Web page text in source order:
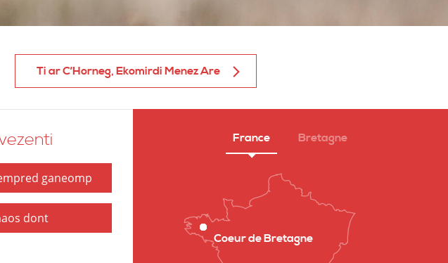
Ti ar C’Horneg, Ekomirdi Menez Are
ganeomp
dont
France Bretagne
Coeur de Bretagne